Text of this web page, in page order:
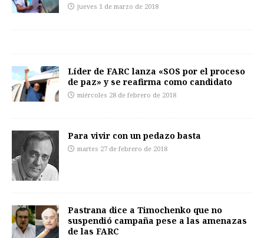
jueves 1 de marzo de 2018
Líder de FARC lanza «SOS por el proceso
de paz» y se reafirma como candidato
miércoles 28 de febrero de 2018
Para vivir con un pedazo basta
martes 27 de febrero de 2018
Pastrana dice a Timochenko que no
suspendió campaña pese a las amenazas
de las FARC